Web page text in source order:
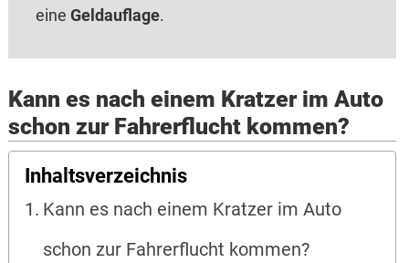
eine Geldauflage.
Kann es nach einem Kratzer im Auto
schon zur Fahrerflucht kommen?
Inhaltsverzeichnis
Kann es nach einem Kratzer im Auto
schon zur Fahrerflucht kommen?